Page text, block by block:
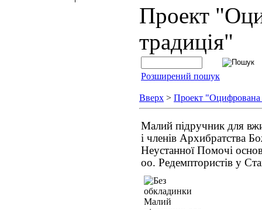
Проект
традиція"
Розширений пошук
Вверх > Проект
Малий підручник для
і членів Архибратства
Неустанної Помочі
оо. Редемптористів у